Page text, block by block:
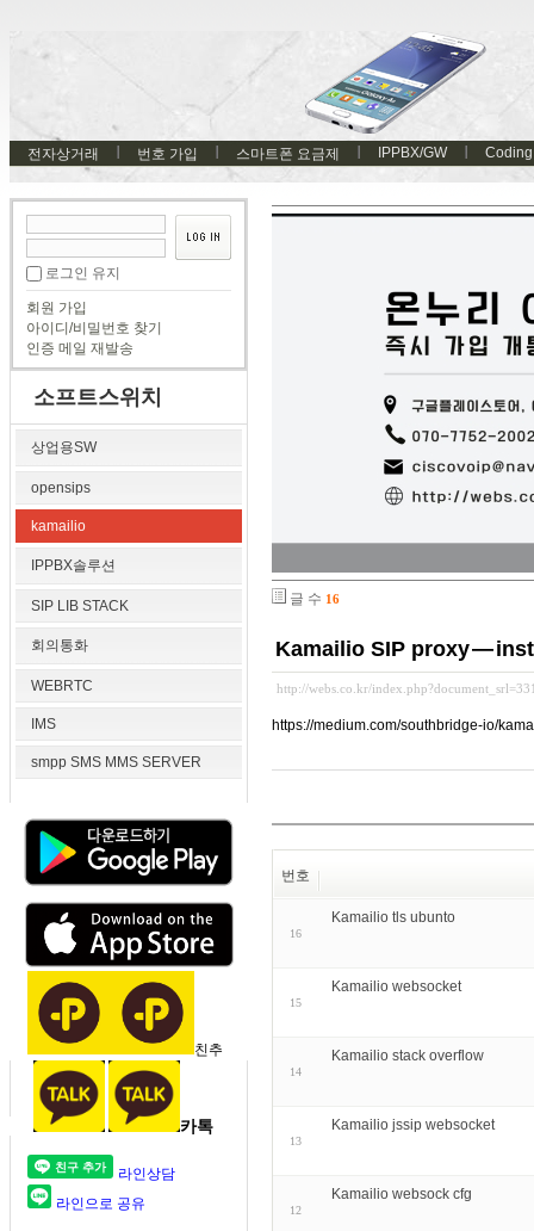
전자상거래 번호 가입 스마트폰 요금제 IPPBX/GW Coding
로그인 유지
회원 가입
아이디/비밀번호 찾기
인증 메일 재발송
소프트스위치
상업용SW
opensips
kamailio
IPPBX솔루션
SIP LIB STACK
회의통화
WEBRTC
IMS
smpp SMS MMS SERVER
친추
카톡
라인상담
라인으로 공유
글 수 16
Kamailio SIP proxy —
http://webs.co.kr/
https://medium.com/southbridge-io/
번호
16
Kamailio tls ubunto
15
Kamailio websocket
14
Kamailio stack overflow
13
Kamailio jssip websocket
12
Kamailio websock cfg